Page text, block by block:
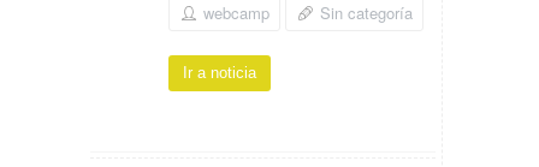
webcamp Sin categoría
Ir a noticia